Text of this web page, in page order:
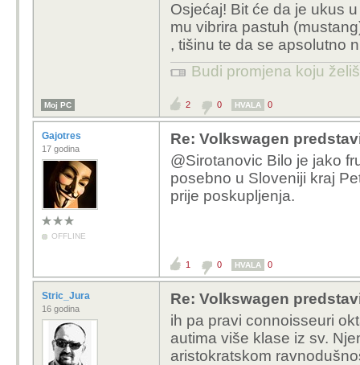
Osjećaj! Bit će da je ukus
mu vibrira pastuh
, tišinu te da se apsolutno
Budi promjena koju
Moj PC 2 0 HVALA 0
Gajotres
17 godina
OFFLINE
Re: Volkswagen
@Sirotanovic Bilo je jako
posebno u Sloveniji kraj
prije poskupljenja.
1 0 HVALA 0
Stric_Jura
16 godina
Re: Volkswagen
ih pa pravi connoisseuri
autima više klase iz sv.
aristokratskom